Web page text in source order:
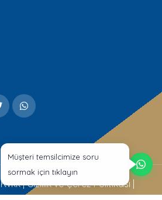
Kvkk|Gizlilik ve Çerez Politikası |
Müşteri temsilcimize soru
sormak için tıklayın